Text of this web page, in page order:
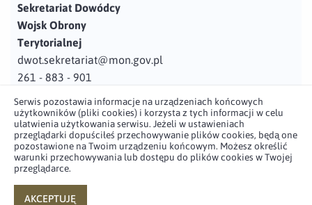
Sekretariat Dowódcy
Wojsk Obrony
Terytorialnej
dwot.sekretariat@mon.gov.pl
261 - 883 - 901
Adres
ul. Juzistek 2
05-131 Zegrze
Profil użytkownika w serwisie
Profil użytkownika w serwisie
Serwis pozostawia informacje na urządzeniach końcowych
użytkowników (pliki cookies) i korzysta z tych informacji w celu
ułatwienia użytkowania serwisu. Jeżeli w ustawieniach
przeglądarki dopuściłeś przechowywanie plików cookies, będą one
pozostawione na Twoim urządzeniu końcowym. Możesz określić
warunki przechowywania lub dostępu do plików cookies w Twojej
przeglądarce.
AKCEPTUJĘ